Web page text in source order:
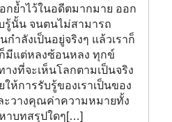
ย้ำไว้ในอดีตมากมาย ออก
รู้นั้น จนตนไม่สามารถ
ำลังเป็นอยู่จริงๆ แล้วเราก็
มีแต่หลงซ้อนหลง ทุกข์
งที่จะเห็นโลกตามเป็นจริง
ห้การรับรู้ของเราเป็นของ
ะวางคุณค่าความหมายทั้ง
าบทสรุปใดๆ[…]